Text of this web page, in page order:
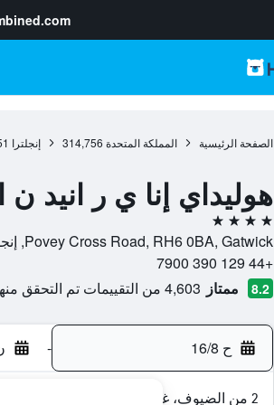
الصفحة الرئيسية المملكة المتحدة 314,756 إنجلترا
هوليداي إنا ي ر
4 نجوم
Povey Cross Road, RH6 0BA, Gatwick, إنجلترا, المملكة المتحدة
+44 129 390 7900
8.2 ممتاز 4,603 من التقييمات تم التحقق منها
ح 16/8 - ن
2 من الضيوف، غرفة واحدة